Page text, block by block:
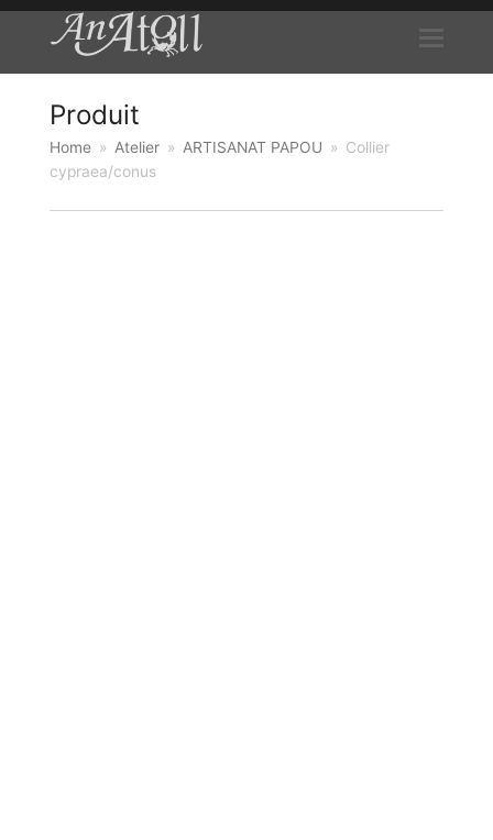
Produit
Home » Atelier » ARTISANAT PAPOU » Collier
cypraea/conus